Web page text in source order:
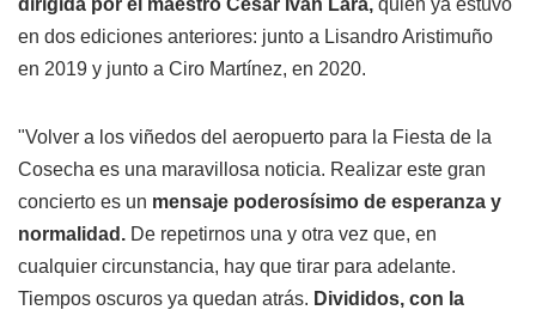
en dos ediciones anteriores: junto a Lisandro Aristimuño
en 2019 y junto a Ciro Martínez, en 2020.
"Volver a los viñedos del aeropuerto para la Fiesta de la
Cosecha es una maravillosa noticia. Realizar este gran
concierto es un mensaje poderosísimo de esperanza y
normalidad. De repetirnos una y otra vez que, en
cualquier circunstancia, hay que tirar para adelante.
Tiempos oscuros ya quedan atrás. Divididos, con la